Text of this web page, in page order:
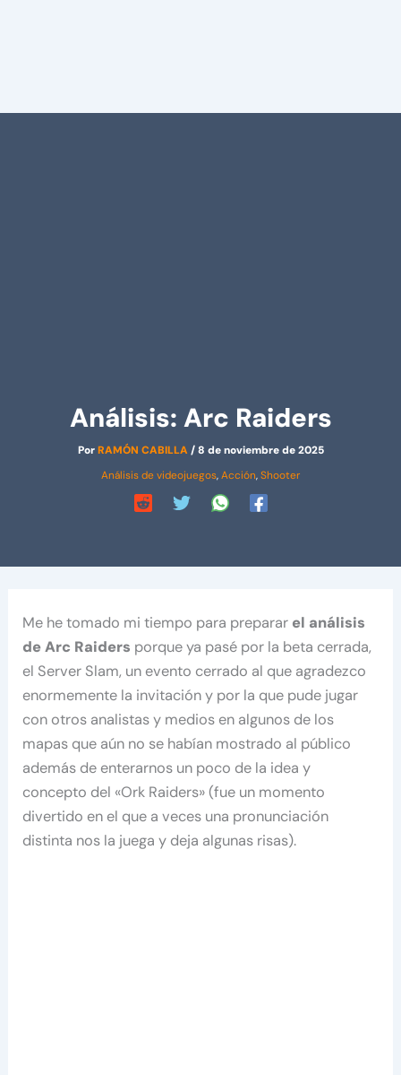
Análisis: Arc Raiders
PorRAMÓN CABILLA/8 de noviembre de 2025
Análisis de videojuegos,Acción,Shooter
Me he tomado mi tiempo para preparar el análisis
de Arc Raiders porque ya pasé por la beta cerrada,
el Server Slam, un evento cerrado al que agradezco
enormemente la invitación y por la que pude jugar
con otros analistas y medios en algunos de los
mapas que aún no se habían mostrado al público
además de enterarnos un poco de la idea y
concepto del «Ork Raiders» (fue un momento
divertido en el que a veces una pronunciación
distinta nos la juega y deja algunas risas).